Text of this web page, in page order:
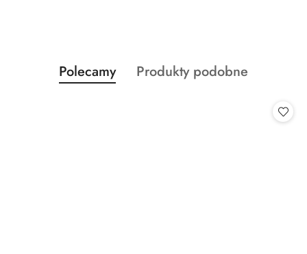
Pomiń karuzelę produktów
Produkty
o
Polecamy
Produkty
Produkty podobne